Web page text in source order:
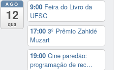
AGO
12
qua
9:00 Feira do Livro da
UFSC
17:003º Prêmio Zahidé
Muzart
19:00Cine paredão:
programação de rec...